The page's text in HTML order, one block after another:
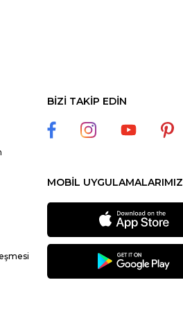
BİZİ TAKİP EDİN
MOBİL UYGULAMALARIMIZ